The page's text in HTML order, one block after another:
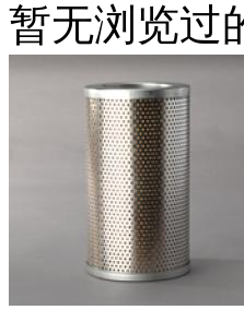
暂无浏览过